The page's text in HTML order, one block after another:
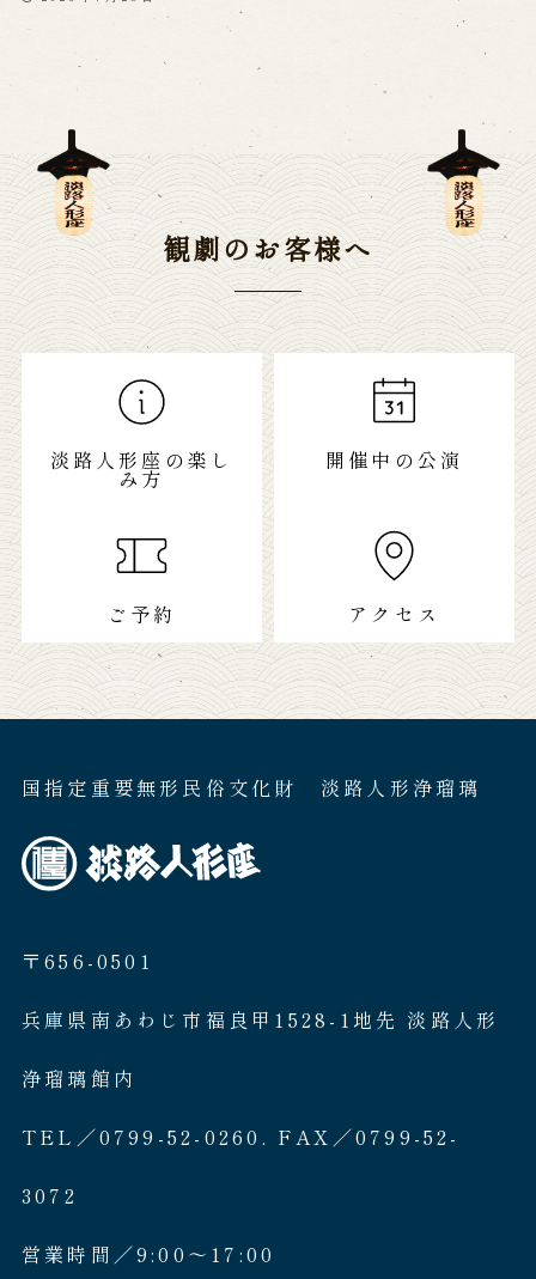
観劇のお客様へ
淡路人形座の楽し
み方
開催中の公演
ご予約 アクセス
国指定重要無形民俗文化財 淡路人形浄瑠璃
〒656-0501
兵庫県南あわじ市福良甲1528-1地先 淡路人形
浄瑠璃館内
TEL／0799-52-0260. FAX／0799-52-
3072
営業時間／9:00〜17:00